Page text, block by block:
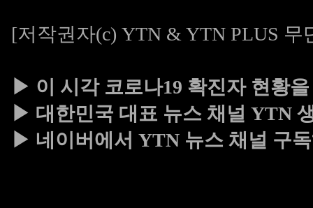
[저작권자(c) YTN & YTN PLUS
▶ 이 시각 코로나19 확진자 현황
▶ 대한민국 대표 뉴스 채널 YTN
▶ 네이버에서 YTN 뉴스 채널 구